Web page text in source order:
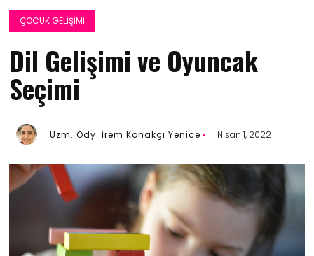
ÇOCUK GELIŞIMI
Dil Gelişimi ve Oyuncak
Seçimi
Uzm. Ody. İrem Konakçı Yenice Nisan 1, 2022